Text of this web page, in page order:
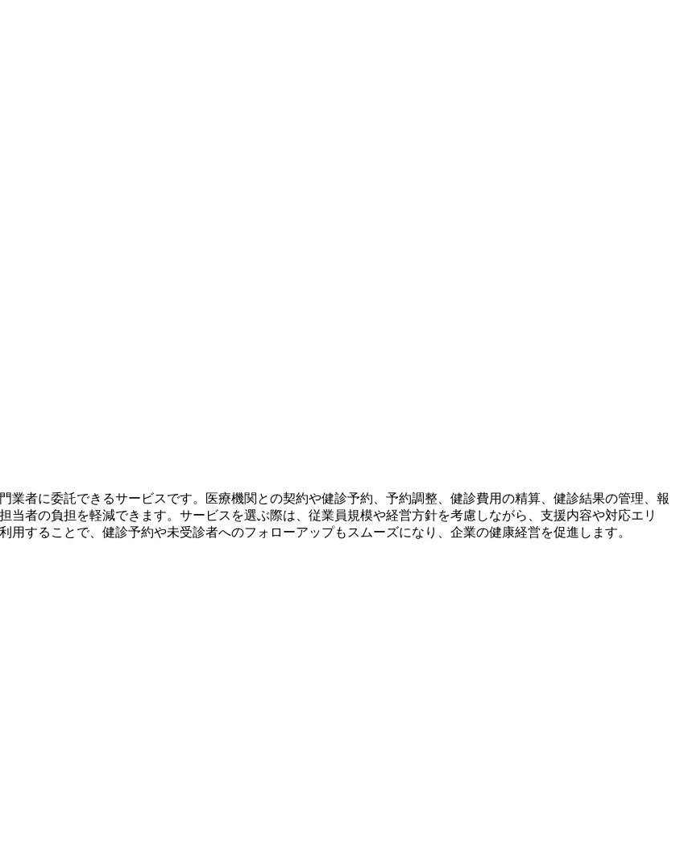
者に委託できるサービスです。医療機関との契約や健診予約、予約調整、健診費用の精算、健診結果の管理、報
者の負担を軽減できます。サービスを選ぶ際は、従業員規模や経営方針を考慮しながら、支援内容や対応エリ
することで、健診予約や未受診者へのフォローアップもスムーズになり、企業の健康経営を促進します。